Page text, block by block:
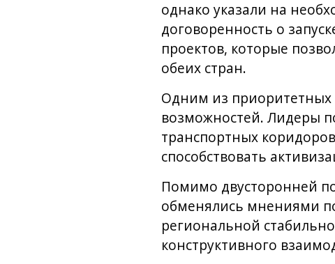
однако указали на
договоренность о
проектов, которые
обеих стран.
Одним из приоритетных
возможностей. Лидеры
транспортных
способствовать
Помимо двусторонней
обменялись мнениями
региональной
конструктивного